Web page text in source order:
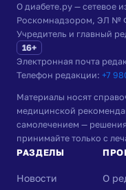
О диабете.ру — сетевое
Роскомнадзором, ЭЛ №
Учредитель и главный
16+
Электронная почта
Телефон редакции: +7
Материалы носят
медицинской
самолечением —
принимайте только с
РАЗДЕЛЫ
Новости О